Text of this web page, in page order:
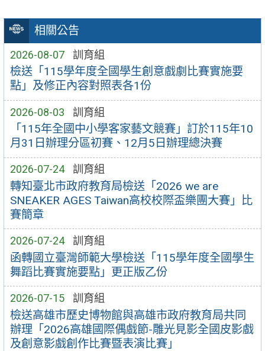
相關公告
2026-08-07 訓育組
檢送「115學年度全國學生創意戲劇比賽實施要
點」及修正內容對照表各1份
2026-08-03 訓育組
「115年全國中小學客家藝文競賽」訂於115年10
月31日辦理分區初賽、12月5日辦理總決賽
2026-07-24 訓育組
轉知臺北市政府教育局檢送「2026 we are
SNEAKER AGES Taiwan高校校際盃樂團大賽」比
賽簡章
2026-07-24 訓育組
函轉國立臺灣師範大學檢送「115學年度全國學生
舞蹈比賽實施要點」更正版乙份
2026-07-15 訓育組
檢送高雄市歷史博物館與高雄市政府教育局共同
辦理「2026高雄國際偶戲節-雕光見影全國皮影戲
及創意影戲創作比賽暨表演比賽」